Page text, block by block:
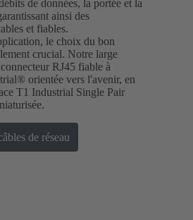
de données, la portée et la
ainsi des
et fiables.
le choix du bon
crucial. Notre large
RJ45 fiable à
orientée vers l'avenir, en
T1 Industrial Single Pair
de réseau